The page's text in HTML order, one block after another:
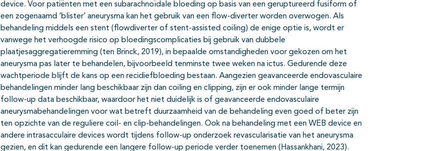
device. Voor patiënten met een subarachnoïdale bloeding op basis van een geruptureerd fusiform of
een zogenaamd ‘blister’ aneurysma kan het gebruik van een flow-diverter worden overwogen. Als
behandeling middels een stent (flowdiverter of stent-assisted coiling) de enige optie is, wordt er
vanwege het verhoogde risico op bloedingscomplicaties bij gebruik van dubbele
plaatjesaggregatieremming (ten Brinck, 2019), in bepaalde omstandigheden voor gekozen om het
aneurysma pas later te behandelen, bijvoorbeeld tenminste twee weken na ictus. Gedurende deze
wachtperiode blijft de kans op een recidiefbloeding bestaan. Aangezien geavanceerde endovasculaire
behandelingen minder lang beschikbaar zijn dan coiling en clipping, zijn er ook minder lange termijn
follow-up data beschikbaar, waardoor het niet duidelijk is of geavanceerde endovasculaire
aneurysmabehandelingen voor wat betreft duurzaamheid van de behandeling even goed of beter zijn
ten opzichte van de reguliere coil- en clip-behandelingen. Ook na behandeling met een WEB device en
andere intrasacculaire devices wordt tijdens follow-up onderzoek revascularisatie van het aneurysma
gezien, en dit kan gedurende een langere follow-up periode verder toenemen (Hassankhani, 2023).